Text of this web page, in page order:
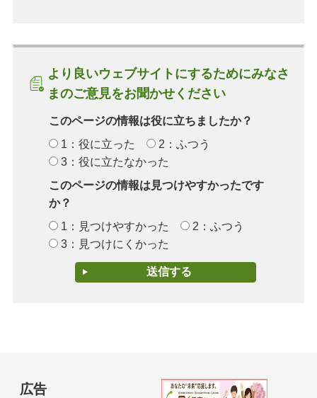
より良いウェブサイトにするためにみなさ
まのご意見をお聞かせください
このページの情報は役に立ちましたか？
1：役に立った
2：ふつう
3：役に立たなかった
このページの情報は見つけやすかったです
か？
1：見つけやすかった
2：ふつう
3：見つけにくかった
広告